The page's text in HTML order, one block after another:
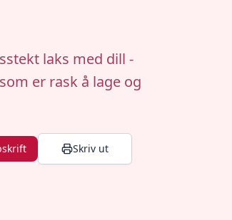
laks med dill -
er rask å lage og
Skriv ut